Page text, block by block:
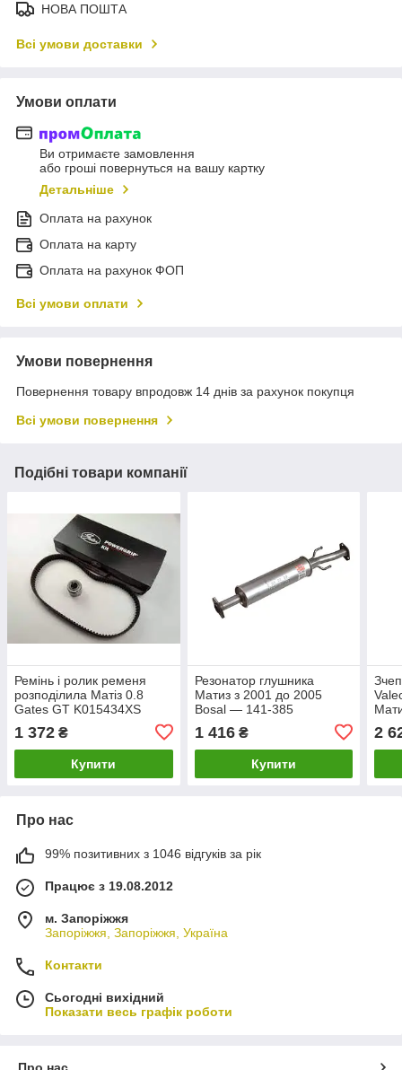
НОВА ПОШТА
Всі умови доставки
Умови оплати
Ви отримаєте замовлення
або гроші повернуться на вашу картку
Детальніше
Оплата на рахунок
Оплата на карту
Оплата на рахунок ФОП
Всі умови оплати
Умови повернення
Повернення товару впродовж 14 днів за рахунок покупця
Всі умови повернення
Подібні товари компанії
Ремінь і ролик ременя
розподілила Матіз 0.8
Gates GT K015434XS
1 372 ₴
Купити
Резонатор глушника
Матиз з 2001 до 2005
Bosal — 141-385
1 416₴
Купити
2
Про нас
99% позитивних з 1046 відгуків за рік
Працює з 19.08.2012
м. Запоріжжя
Запоріжжя, Запоріжжя, Україна
Контакти
Сьогодні вихідний
Показати весь графік роботи